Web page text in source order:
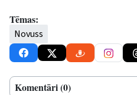
Tēmas:
Novuss
Komentāri (0)